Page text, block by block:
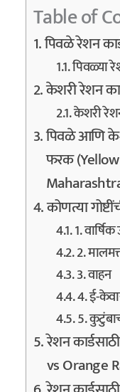
Table of
पिवळे रेशन
पिवळ्या
केशरी रेशन
केशरी
पिवळे आणि
फरक
कोणत्या
1. वार्षिक
2.
3. वाहन
4. ई-
5.
रेशन
vs Orange